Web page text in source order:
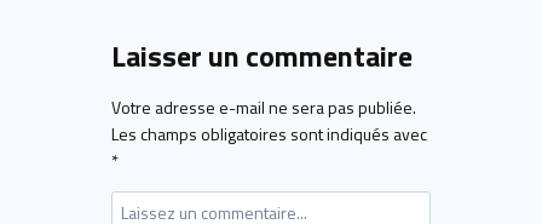
Laisser un commentaire
Votre adresse e-mail ne sera pas publiée.
Les champs obligatoires sont indiqués avec
*